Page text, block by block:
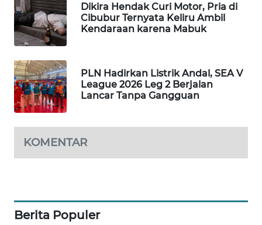
Dikira Hendak Curi Motor, Pria di
Cibubur Ternyata Keliru Ambil
Kendaraan karena Mabuk
PLN Hadirkan Listrik Andal, SEA V
League 2026 Leg 2 Berjalan
Lancar Tanpa Gangguan
KOMENTAR
Berita Populer
SIBARAGAS
NEWS
METRO
SIANTAR
NEWS
METRO
NEWS
METRO
KRT